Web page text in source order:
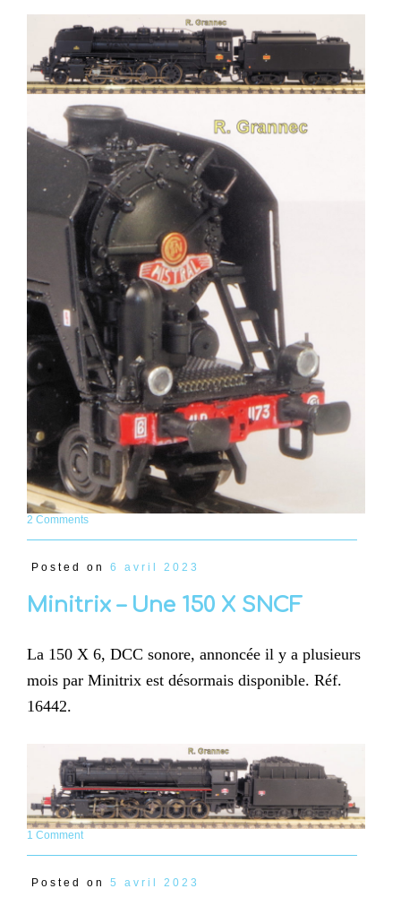
2 Comments
Posted on 6 avril 2023
Minitrix – Une 150 X SNCF
La 150 X 6, DCC sonore, annoncée il y a plusieurs
mois par Minitrix est désormais disponible. Réf.
16442.
1 Comment
Posted on 5 avril 2023